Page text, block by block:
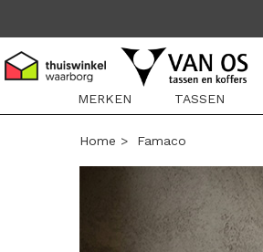
MERKEN TASSEN
Home > Famaco